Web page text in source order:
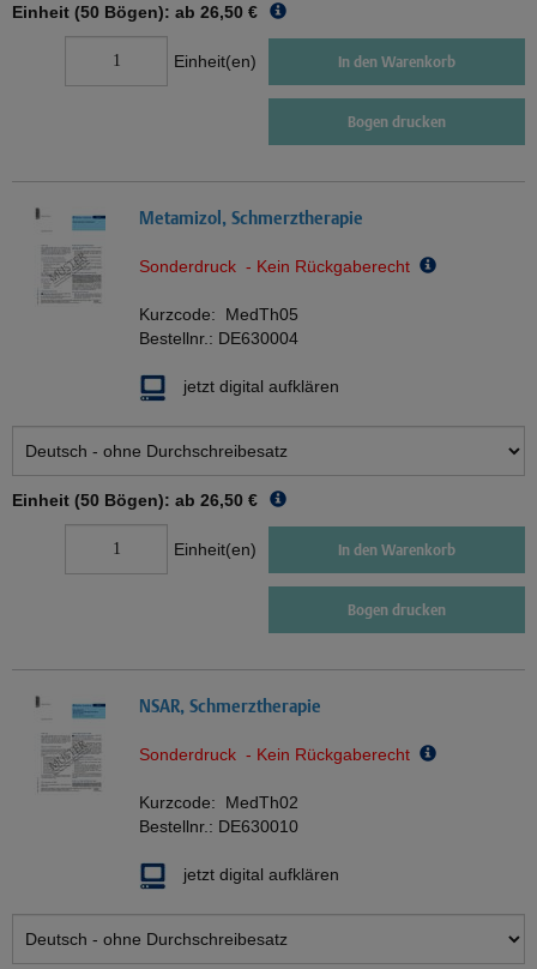
Einheit (50 Bögen): ab 26,50 €
Einheit(en) In den Warenkorb
Bogen drucken
Metamizol, Schmerztherapie
Sonderdruck - Kein Rückgaberecht
Kurzcode: MedTh05
Bestellnr.: DE630004
jetzt digital aufklären
Einheit (50 Bögen): ab 26,50 €
Einheit(en) In den Warenkorb
Bogen drucken
NSAR, Schmerztherapie
Sonderdruck - Kein Rückgaberecht
Kurzcode: MedTh02
Bestellnr.: DE630010
jetzt digital aufklären